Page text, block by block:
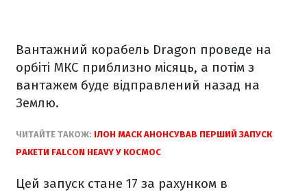
Вантажний корабель Dragon проведе на
орбіті МКС приблизно місяць, а потім з
вантажем буде відправлений назад на
Землю.
ЧИТАЙТЕ ТАКОЖ: ІЛОН МАСК АНОНСУВАВ ПЕРШИЙ ЗАПУСК
РАКЕТИ FALCON HEAVY У КОСМОС
Цей запуск стане 17 за рахунком в